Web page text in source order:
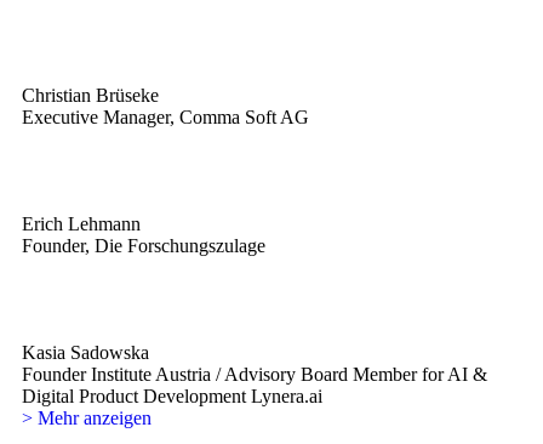
Christian Brüseke
Executive Manager, Comma Soft AG
Erich Lehmann
Founder, Die Forschungszulage
Kasia Sadowska
Founder Institute Austria / Advisory Board Member for AI &
Digital Product Development Lynera.ai
> Mehr anzeigen